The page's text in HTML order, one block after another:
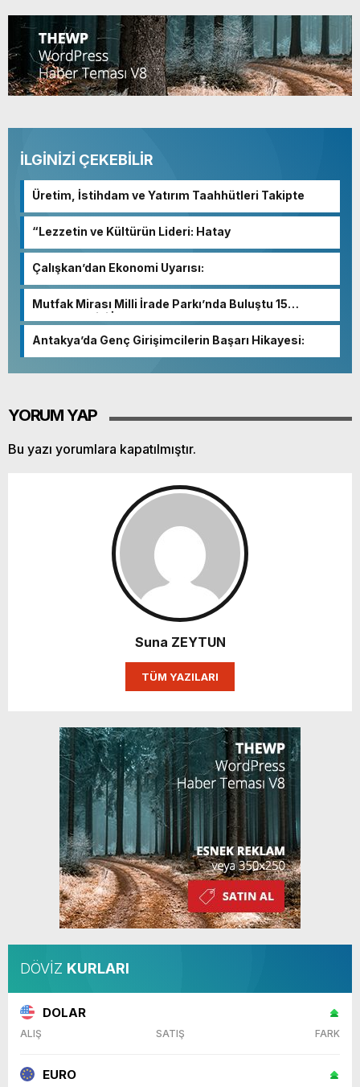
İLGİNİZİ ÇEKEBİLİR
Üretim, İstihdam ve Yatırım Taahhütleri Takipte
“Lezzetin ve Kültürün Lideri: Hatay
Çalışkan’dan Ekonomi Uyarısı:
Mutfak Mirası Milli İrade Parkı’nda Buluştu 15
Temmuz Milli İrade Parkı’nda
Antakya’da Genç Girişimcilerin Başarı Hikayesi:
YORUM YAP
Bu yazı yorumlara kapatılmıştır.
Suna ZEYTUN
TÜM YAZILARI
DÖVİZ KURLARI
DOLAR
ALIŞ SATIŞ FARK
EURO